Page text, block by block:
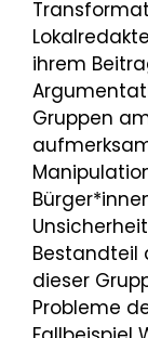
ihrem
Gruppen
Bestandteil
dieser
Probleme